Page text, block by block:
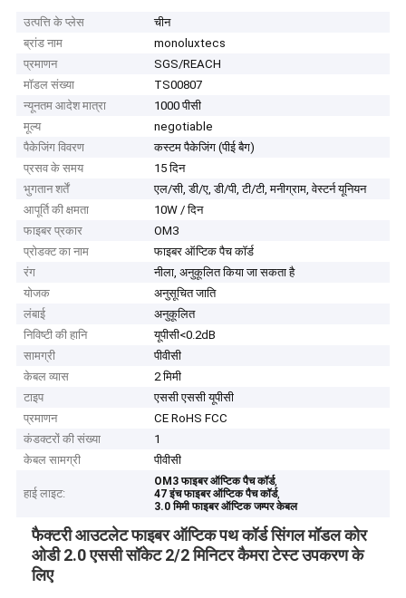
उत्पत्ति के प्लेस
चीन
ब्रांड नाम
monoluxtecs
प्रमाणन
SGS/REACH
मॉडल संख्या
TS00807
न्यूनतम आदेश मात्रा
1000 पीसी
मूल्य
negotiable
पैकेजिंग विवरण
कस्टम पैकेजिंग (पीई बैग)
प्रसव के समय
15 दिन
भुगतान शर्तें
एल/सी, डी/ए, डी/पी, टी/टी, मनीग्राम, वेस्टर्न यूनियन
आपूर्ति की क्षमता
10W / दिन
फाइबर प्रकार
OM3
प्रोडक्ट का नाम
फाइबर ऑप्टिक पैच कॉर्ड
रंग
नीला, अनुकूलित किया जा सकता है
योजक
अनुसूचित जाति
लंबाई
अनुकूलित
निविष्टी की हानि
यूपीसी<0.2dB
सामग्री
पीवीसी
केबल व्यास
2 मिमी
टाइप
एससी एससी यूपीसी
प्रमाणन
CE RoHS FCC
कंडक्टरों की संख्या
1
केबल सामग्री
पीवीसी
हाई लाइट:
OM3 फाइबर ऑप्टिक पैच कॉर्ड,
47 इंच फाइबर ऑप्टिक पैच कॉर्ड,
3.0 मिमी फाइबर ऑप्टिक जम्पर केबल
फैक्टरी आउटलेट फाइबर ऑप्टिक पथ कॉर्ड सिंगल मॉडल कोर
ओडी 2.0 एससी सॉकेट 2/2 मिनिटर कैमरा टेस्ट उपकरण के
लिए